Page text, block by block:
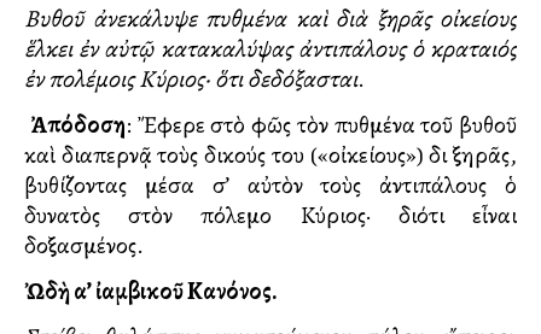
Βυθοῦ ἀνεκάλυψε πυθμένα καὶ διὰ ξηρᾶς οἰκείους
ἕλκει ἐν αὐτῷ κατακαλύψας ἀντιπάλους ὁ κραταιός
ἐν πολέμοις Κύριος· ὅτι δεδόξασται.
Ἀπόδοση: Ἔφερε στὸ φῶς τὸν πυθμένα τοῦ βυθοῦ
καὶ διαπερνᾷ τοὺς δικούς του («οἰκείους») διὰ ξηρᾶς,
βυθίζοντας μέσα σ’ αὐτὸν τοὺς ἀντιπάλους ὁ
δυνατὸς στὸν πόλεμο Κύριος· διότι εἶναι
δοξασμένος.
Ὠδὴ α’ ἰαμβικοῦ Κανόνος.